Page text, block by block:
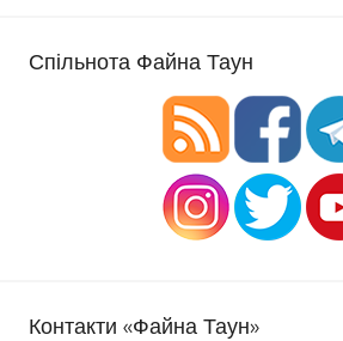
Спільнота Файна Таун
Контакти «Файна Таун»